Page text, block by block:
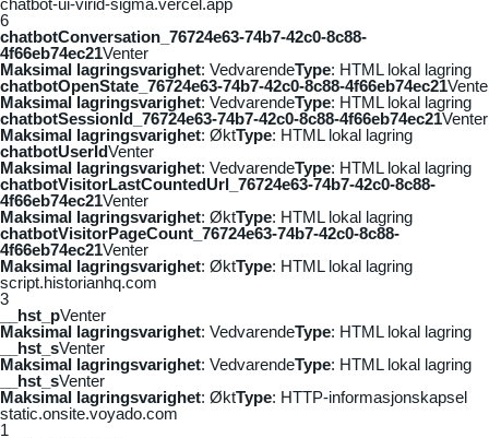
6
chatbotConversation_76724e63-74b7-42c0-8c88-
4f66eb74ec21Venter
Maksimal lagringsvarighet: VedvarendeType: HTML lokal lagring
chatbotOpenState_76724e63-74b7-42c0-8c88-4f66eb74ec21
Maksimal lagringsvarighet: VedvarendeType: HTML lokal lagring
chatbotSessionId_76724e63-74b7-42c0-8c88-4f66eb74ec21Venter
Maksimal lagringsvarighet: ØktType: HTML lokal lagring
chatbotUserIdVenter
Maksimal lagringsvarighet: VedvarendeType: HTML lokal lagring
chatbotVisitorLastCountedUrl_76724e63-74b7-42c0-8c88-
4f66eb74ec21Venter
Maksimal lagringsvarighet: ØktType: HTML lokal lagring
chatbotVisitorPageCount_76724e63-74b7-42c0-8c88-
4f66eb74ec21Venter
Maksimal lagringsvarighet: ØktType: HTML lokal lagring
script.historianhq.com
3
__hst_pVenter
Maksimal lagringsvarighet: VedvarendeType: HTML lokal lagring
__hst_sVenter
Maksimal lagringsvarighet: VedvarendeType: HTML lokal lagring
__hst_sVenter
Maksimal lagringsvarighet: ØktType: HTTP-informasjonskapsel
static.onsite.voyado.com
1